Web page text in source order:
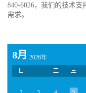
840-6026，我们的技术
需求。
8月
2026年
日
一 二 三